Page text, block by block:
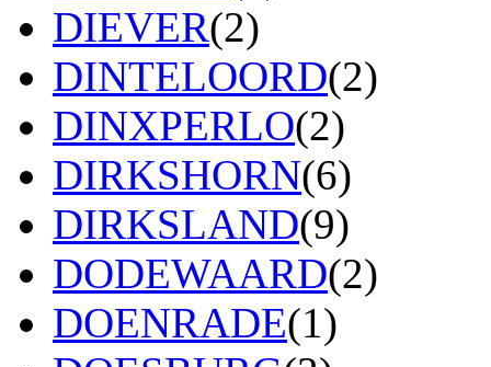
DIEVER(2)
DINTELOORD(2)
DINXPERLO(2)
DIRKSHORN(6)
DIRKSLAND(9)
DODEWAARD(2)
DOENRADE(1)